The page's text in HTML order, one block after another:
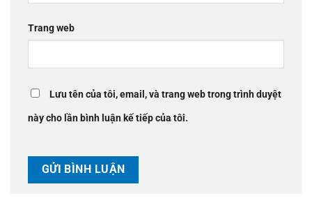
Trang web
Lưu tên của tôi, email, và trang web trong trình duyệt
này cho lần bình luận kế tiếp của tôi.